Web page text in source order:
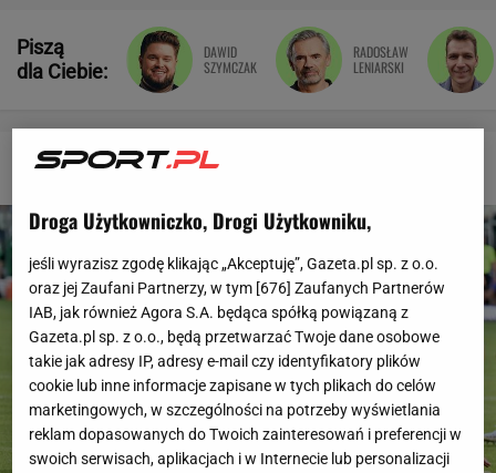
Piszą
dla Ciebie:
DAWID
SZYMCZAK
RADOSŁAW
LENIARSKI
Sport.pl - wiadomości sportowe
Droga Użytkowniczko, Drogi Użytkowniku,
jeśli wyrazisz zgodę klikając „Akceptuję”, Gazeta.pl sp. z o.o.
oraz jej Zaufani Partnerzy, w tym [676] Zaufanych Partnerów
IAB, jak również Agora S.A. będąca spółką powiązaną z
Gazeta.pl sp. z o.o., będą przetwarzać Twoje dane osobowe
takie jak adresy IP, adresy e-mail czy identyfikatory plików
cookie lub inne informacje zapisane w tych plikach do celów
marketingowych, w szczególności na potrzeby wyświetlania
reklam dopasowanych do Twoich zainteresowań i preferencji w
swoich serwisach, aplikacjach i w Internecie lub personalizacji